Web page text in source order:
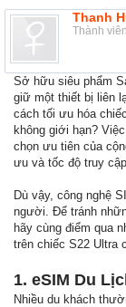
Thanh
Thành
Sở hữu siêu phẩm
giữ một thiết bị liên
cách tối ưu hóa
không giới hạn?
chọn ưu tiên của
ưu và tốc độ truy
Dù vậy, công nghệ
người. Để tránh
hãy cùng điểm qua
trên chiếc S22 Ultra
1. eSIM Du
Nhiều du khách